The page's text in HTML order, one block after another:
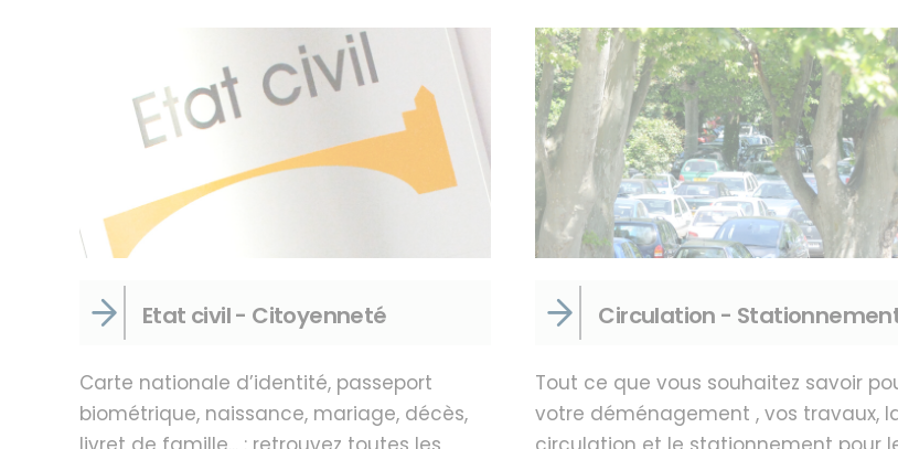
Etat civil - Citoyenneté
Carte nationale d’identité, passeport
biométrique, naissance, mariage, décès,
Circulation -
Tout ce que vous souhaitez savoir
votre déménagement , vos travaux,